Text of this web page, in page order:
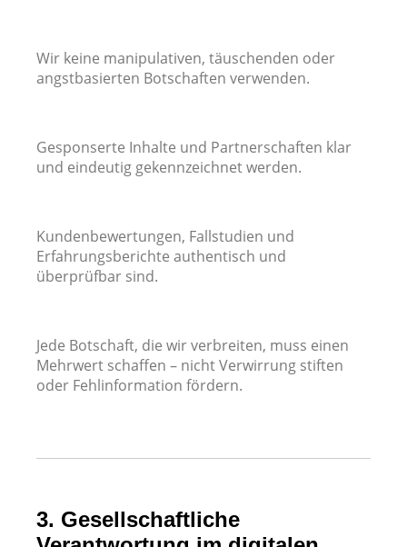
Wir keine manipulativen, täuschenden oder
angstbasierten Botschaften verwenden.
Gesponserte Inhalte und Partnerschaften klar
und eindeutig gekennzeichnet werden.
Kundenbewertungen, Fallstudien und
Erfahrungsberichte authentisch und
überprüfbar sind.
Jede Botschaft, die wir verbreiten, muss einen
Mehrwert schaffen – nicht Verwirrung stiften
oder Fehlinformation fördern.
3. Gesellschaftliche